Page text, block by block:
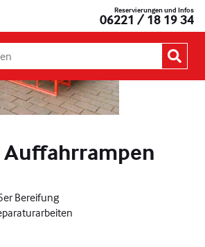
Reservierungen und Infos
06221 / 18 19 34
durchsuchen:
Auffahrrampen
Bereifung